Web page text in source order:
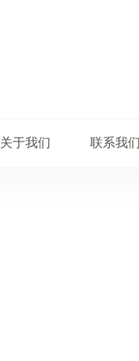
关于我们 联系我们